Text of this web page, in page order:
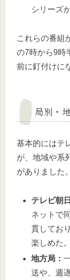
シリーズ
これらの番組
の7時から9時
前に釘付けに
局別・
基本的にはテ
が、地域や系
がありました。
テレビ朝
ネットで
貫してお
楽しめた。
地方局：
送や、週